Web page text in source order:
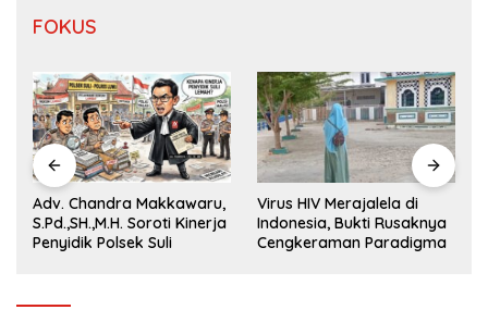
FOKUS
Adv. Chandra Makkawaru,
S.Pd.,SH.,M.H. Soroti Kinerja
Penyidik Polsek Suli
Virus HIV Merajalela di
Indonesia, Bukti Rusaknya
Cengkeraman Paradigma